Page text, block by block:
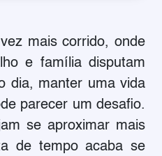
mais corrido, onde
e família disputam
dia, manter uma vida
parecer um desafio.
se aproximar mais
de tempo acaba se